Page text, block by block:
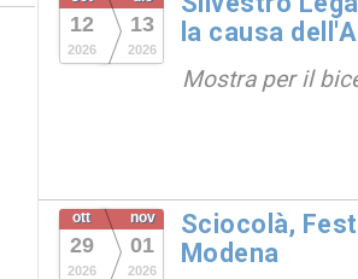
12
2026
13
2026
la causa
Mostra per il
ott
29
2026
nov
01
2026
Sciocolà,
Modena